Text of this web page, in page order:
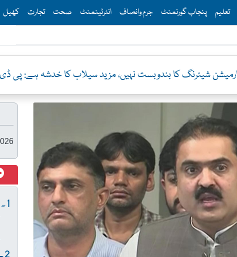
تعلیم پنجاب گورنمنٹ جرم وانصاف انٹرٹینمنٹ صحت تجارت کھیل
شیئرنگ کا بندوبست نہیں، مزید سیلاب کا خدشہ ہے: پی